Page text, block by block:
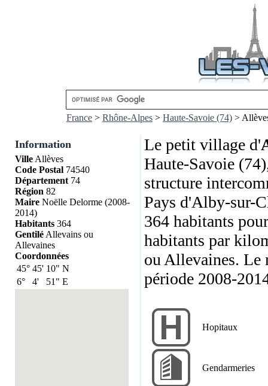
France > Rhône-Alpes > Haute-Savoie (74) >
Information
VilleAllèves
Code Postal74540
Département74
Région 82
MaireNoëlle Delorme (2008-
2014)
Habitants364
GentiléAllevains ou
Allevaines
Coordonnées
45° 45' 10" N
6°
4' 51" E
Le petit village d'
Haute-Savoie
structure
Pays d'Alby-sur-
364 habitants
habitants par
ou Allevaines. Le
période 2008-
Hopitaux
Gendarmeries